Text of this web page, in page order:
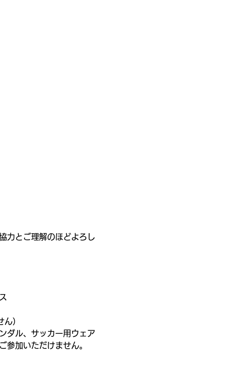
力とご理解のほどよろし
）
ダル、サッカー用ウェア
参加いただけません。